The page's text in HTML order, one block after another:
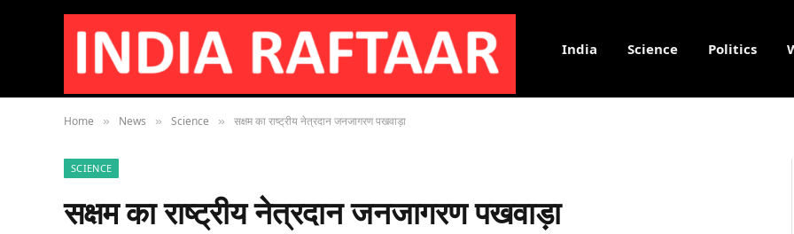
India Science Politics
Home » News » Science » सक्षम का राष्ट्रीय नेत्रदान जनजागरण पखवाड़ा
SCIENCE
सक्षम का राष्ट्रीय नेत्रदान जनजागरण पखवाड़ा